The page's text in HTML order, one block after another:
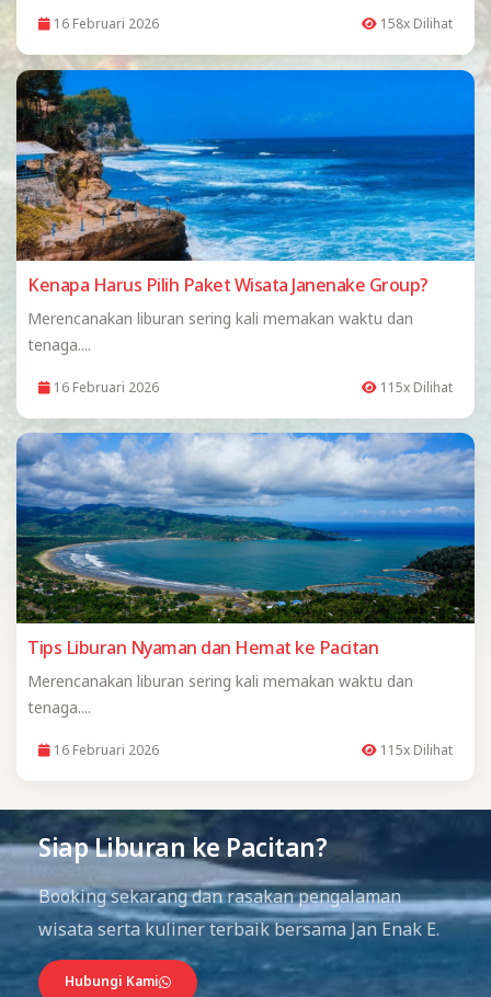
16 Februari 2026 158x Dilihat
Kenapa Harus Pilih Paket Wisata Janenake Group?
Merencanakan liburan sering kali memakan waktu dan
tenaga....
16 Februari 2026 115x Dilihat
Tips Liburan Nyaman dan Hemat ke Pacitan
Merencanakan liburan sering kali memakan waktu dan
tenaga....
16 Februari 2026 115x Dilihat
Siap Liburan ke Pacitan?
Booking sekarang dan rasakan pengalaman
wisata serta kuliner terbaik bersama Jan Enak E.
Hubungi Kami